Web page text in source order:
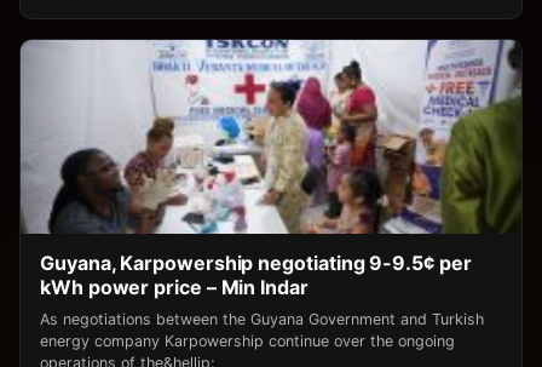
Guyana, Karpowership negotiating 9-9.5¢ per
kWh power price – Min Indar
As negotiations between the Guyana Government and Turkish
energy company Karpowership continue over the ongoing
operations of the&hellip;